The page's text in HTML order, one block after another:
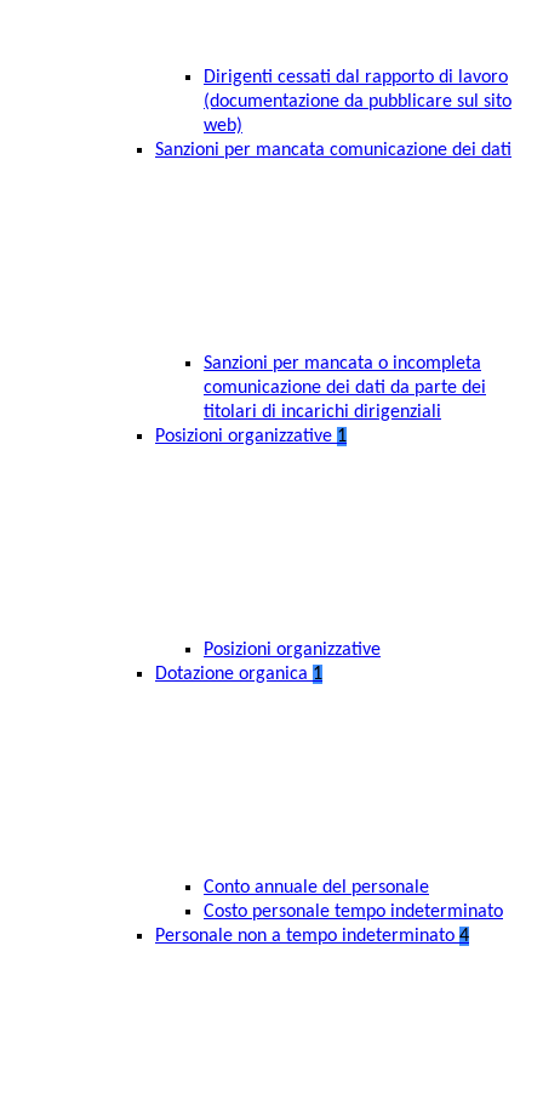
Dirigenti cessati dal rapporto di lavoro
(documentazione da pubblicare sul sito
web)
Sanzioni per mancata comunicazione dei dati
Sanzioni per mancata o incompleta
comunicazione dei dati da parte dei
titolari di incarichi dirigenziali
Posizioni organizzative 1
Posizioni organizzative
Dotazione organica 1
Conto annuale del personale
Costo personale tempo indeterminato
Personale non a tempo indeterminato 4